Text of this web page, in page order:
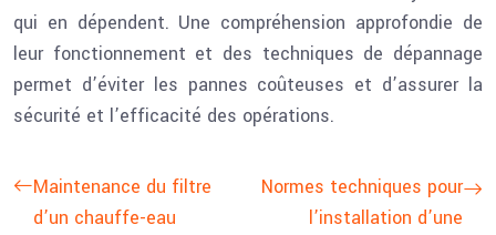
qui en dépendent. Une compréhension approfondie de
leur fonctionnement et des techniques de dépannage
permet d’éviter les pannes coûteuses et d’assurer la
sécurité et l’efficacité des opérations.
Maintenance du filtre
d’un chauffe-eau
Normes techniques pour
l’installation d’une